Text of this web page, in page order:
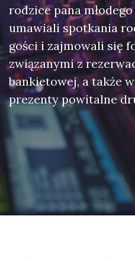
rodzice pana
umawiali spotkania
gości i zajmowali się
związanymi z
bankietowej, a także
prezenty powitalne